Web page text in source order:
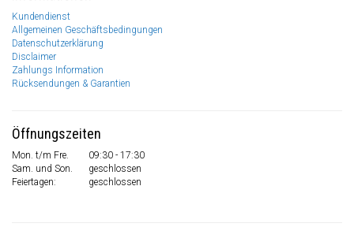
Kundendienst
Allgemeinen Geschäftsbedingungen
Datenschutzerklärung
Disclaimer
Zahlungs Information
Rücksendungen & Garantien
Öffnungszeiten
Mon. t/m Fre.
09:30 - 17:30
Sam. und Son.
geschlossen
Feiertagen:
geschlossen